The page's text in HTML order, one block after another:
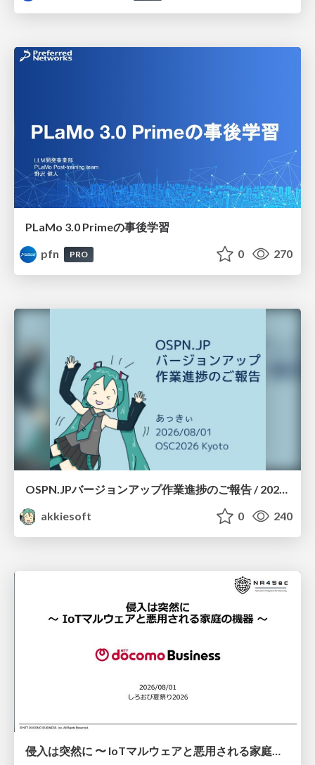
PLaMo 3.0 Primeの事後学習
pfn
PRO 0 270
akkiesoft
0 240
侵入は突然に 〜 IoTマルウェアと悪用される家庭の機器 ～ / When Intrusion Strikes: IoT Malware and the Abuse of Home Devices